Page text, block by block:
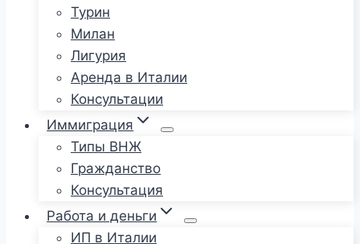
Турин
Милан
Лигурия
Аренда в Италии
Консультации
Иммиграция
Типы ВНЖ
Гражданство
Консультация
Работа и деньги
ИП в Италии